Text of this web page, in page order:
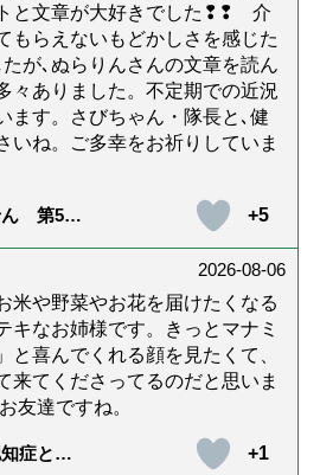
と文章が大好きでした❢❢ 介
もらえないもどかしさを感じた
が､ぬらりんさんの文章を読ん
々ありました。不定期での近況
ます。さびちゃん・隊長と､健
いね。ご多幸をお祈りしていま
ん 第500
+5
2026-08-06
米や野菜やお花を届けたくなる
キなお姉様です。きっとマナミ
と喜んでくれる顔を見たくて、
来てくださってるのだと思いま
友達ですね。
症と介
+1